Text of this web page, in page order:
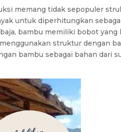
memang tidak sepopuler
untuk diperhitungkan
bambu memiliki bobot yang
struktur dengan
bambu sebagai bahan dari